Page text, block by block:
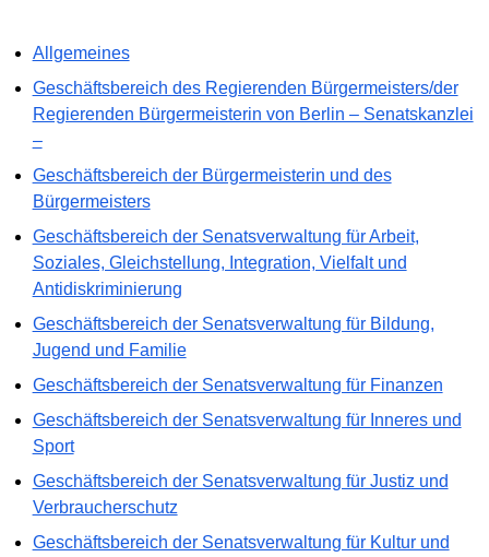
Allgemeines
Geschäftsbereich des Regierenden Bürgermeisters/der
Regierenden Bürgermeisterin von Berlin – Senatskanzlei
–
Geschäftsbereich der Bürgermeisterin und des
Bürgermeisters
Geschäftsbereich der Senatsverwaltung für Arbeit,
Soziales, Gleichstellung, Integration, Vielfalt und
Antidiskriminierung
Geschäftsbereich der Senatsverwaltung für Bildung,
Jugend und Familie
Geschäftsbereich der Senatsverwaltung für Finanzen
Geschäftsbereich der Senatsverwaltung für Inneres und
Sport
Geschäftsbereich der Senatsverwaltung für Justiz und
Verbraucherschutz
Geschäftsbereich der Senatsverwaltung für Kultur und